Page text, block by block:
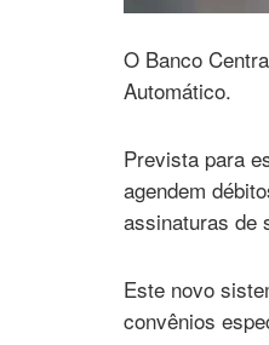
O Banco
Automático.
Prevista para
agendem
assinaturas de
Este novo
convênios